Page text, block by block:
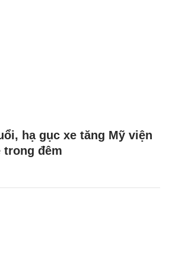
hạ gục xe tăng Mỹ viện
trong đêm